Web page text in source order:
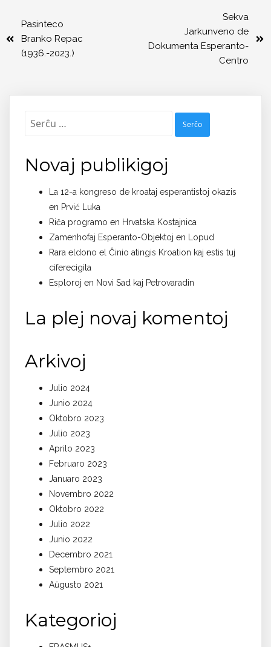
Pasinteco
Branko Repac
(1936.-2023.)
Sekva
Jarkunveno de
Dokumenta Esperanto-
Centro
Serĉu:
Novaj publikigoj
La 12-a kongreso de kroataj esperantistoj okazis
en Prvić Luka
Riĉa programo en Hrvatska Kostajnica
Zamenhofaj Esperanto-Objektoj en Lopud
Rara eldono el Ĉinio atingis Kroation kaj estis tuj
ciferecigita
Esploroj en Novi Sad kaj Petrovaradin
La plej novaj komentoj
Arkivoj
Julio 2024
Junio 2024
Oktobro 2023
Julio 2023
Aprilo 2023
Februaro 2023
Januaro 2023
Novembro 2022
Oktobro 2022
Julio 2022
Junio 2022
Decembro 2021
Septembro 2021
Aŭgusto 2021
Kategorioj